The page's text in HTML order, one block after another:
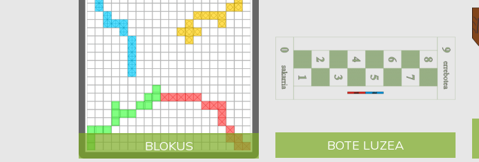
BLOKUS BOTE LUZEA